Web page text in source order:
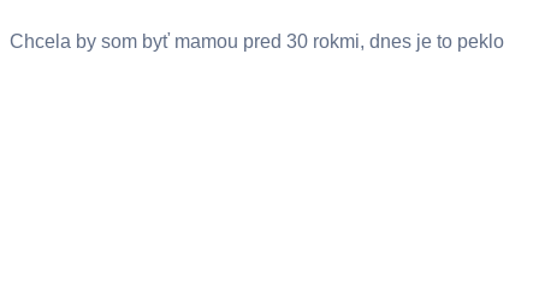
Chcela by som byť mamou pred 30 rokmi, dnes je to peklo